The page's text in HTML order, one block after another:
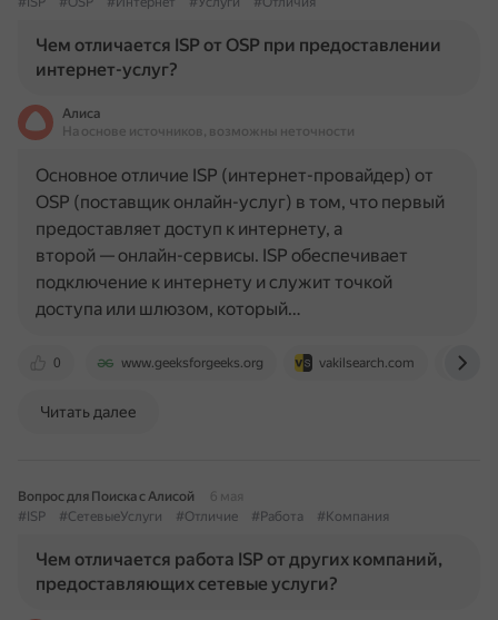
Чем отличается ISP от OSP при предоставлении
интернет-услуг?
Алиса
На основе источников, возможны неточности
0 www.geeksforgeeks.org vakilsearch.com
Основное отличие ISP (интернет-провайдер) от
OSP (поставщик онлайн-услуг) в том, что первый
предоставляет доступ к интернету, а
второй — онлайн-сервисы. ISP обеспечивает
подключение к интернету и служит точкой
доступа или шлюзом, который…
Читать далее
Вопрос для Поиска с Алисой
6 мая
#ISP
#СетевыеУслуги #Отличие #Работа #Компания
Чем отличается работа ISP от других компаний,
предоставляющих сетевые услуги?